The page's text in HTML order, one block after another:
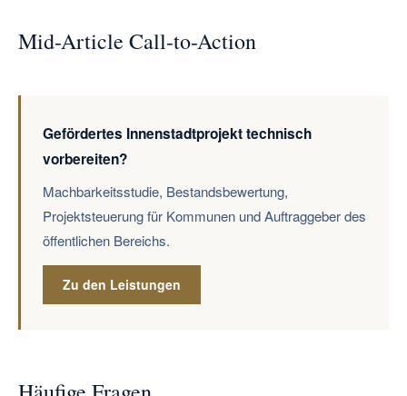
Mid-Article Call-to-Action
Gefördertes Innenstadtprojekt technisch
vorbereiten?
Machbarkeitsstudie, Bestandsbewertung,
Projektsteuerung für Kommunen und Auftraggeber des
öffentlichen Bereichs.
Zu den Leistungen